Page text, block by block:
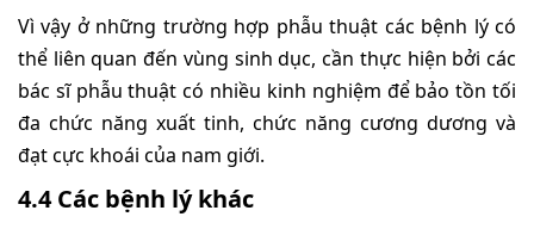
Vì vậy ở những trường hợp phẫu thuật các bệnh lý có
thể liên quan đến vùng sinh dục, cần thực hiện bởi các
bác sĩ phẫu thuật có nhiều kinh nghiệm để bảo tồn tối
đa chức năng xuất tinh, chức năng cương dương và
đạt cực khoái của nam giới.
4.4 Các bệnh lý khác